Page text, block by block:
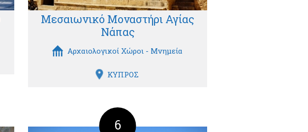
Μεσαιωνικό Μοναστήρι Αγίας
Νάπας
Αρχαιολογικοί Χώροι - Μνημεία
ΚΥΠΡΟΣ
6